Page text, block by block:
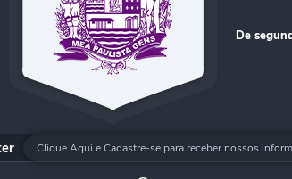
De
Clique Aqui e Cadastre-se para receber nossos